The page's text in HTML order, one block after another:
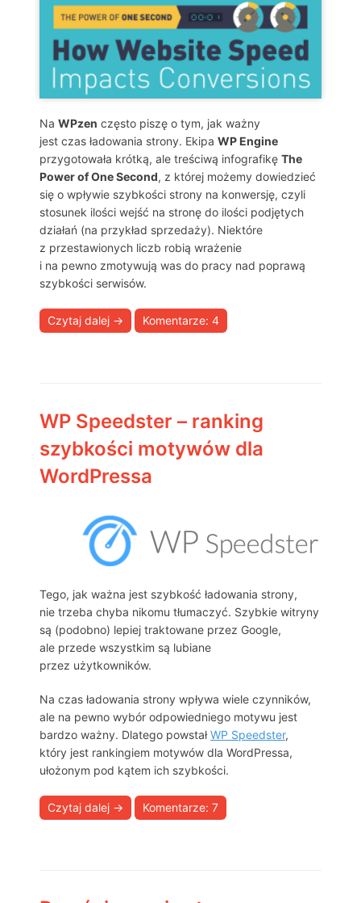
Na WPzen często piszę o tym, jak ważny
jest czas ładowania strony. Ekipa WP Engine
przygotowała krótką, ale treściwą infografikę The
Power of One Second, z której możemy dowiedzieć
się o wpływie szybkości strony na konwersję, czyli
stosunek ilości wejść na stronę do ilości podjętych
działań (na przykład sprzedaży). Niektóre
z przestawionych liczb robią wrażenie
i na pewno zmotywują was do pracy nad poprawą
szybkości serwisów.
Czytaj dalej → Komentarze: 4
WP Speedster – ranking
szybkości motywów dla
WordPressa
Tego, jak ważna jest szybkość ładowania strony,
nie trzeba chyba nikomu tłumaczyć. Szybkie witryny
są (podobno) lepiej traktowane przez Google,
ale przede wszystkim są lubiane
przez użytkowników.
Na czas ładowania strony wpływa wiele czynników,
ale na pewno wybór odpowiedniego motywu jest
bardzo ważny. Dlatego powstałWP Speedster,
który jest rankingiem motywów dla WordPressa,
ułożonym pod kątem ich szybkości.
Czytaj dalej → Komentarze: 7